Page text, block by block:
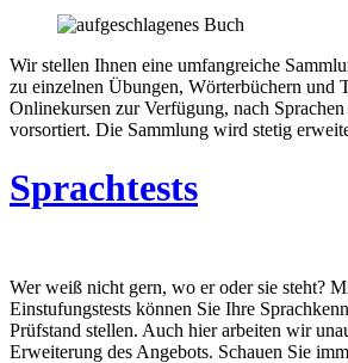
Wir stellen Ihnen eine umfangreiche
zu einzelnen Übungen, Wörterbüchern und
Onlinekursen zur Verfügung, nach
vorsortiert. Die Sammlung wird stetig
Sprachtests
Wer weiß nicht gern, wo er oder sie steht?
Einstufungstests können Sie Ihre
Prüfstand stellen. Auch hier arbeiten wir
Erweiterung des Angebots. Schauen Sie